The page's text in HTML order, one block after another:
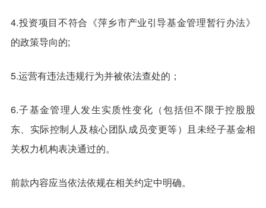
4.投资项目不符合《萍乡市产业引导基金管理暂行办法》
的政策导向的;
5.运营有违法违规行为并被依法查处的；
6.子基金管理人发生实质性变化（包括但不限于控股股
东、实际控制人及核心团队成员变更等）且未经子基金相
关权力机构表决通过的。
前款内容应当依法依规在相关约定中明确。